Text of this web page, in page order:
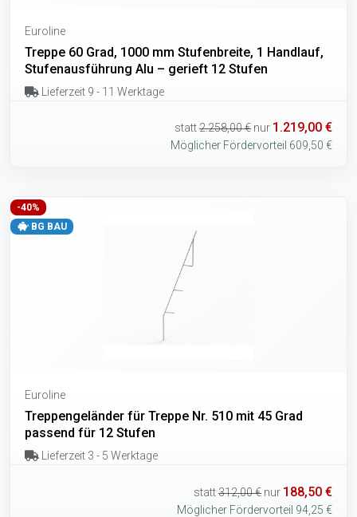
Euroline
Treppe 60 Grad, 1000 mm Stufenbreite, 1 Handlauf,
Stufenausführung Alu – gerieft 12 Stufen
Lieferzeit 9 - 11 Werktage
statt2.258,00 € nur 1.219,00 €
Möglicher Fördervorteil 609,50 €
-40%
BG BAU
Euroline
Treppengeländer für Treppe Nr. 510 mit 45 Grad
passend für 12 Stufen
Lieferzeit 3 - 5 Werktage
statt312,00 € nur 188,50 €
Möglicher Fördervorteil 94,25 €